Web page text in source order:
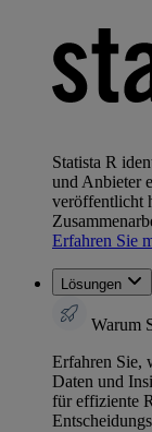
Statista R
und Anbieter
veröffentlicht
Erfahren Sie
Lösungen
Warum
Erfahren Sie,
Daten und
für effiziente